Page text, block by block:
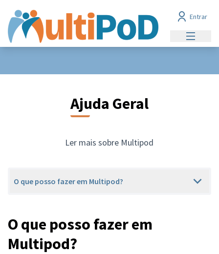
Menu
Entrar
Ajuda Geral
Ler mais sobre Multipod
O que posso fazer em Multipod?
O que posso fazer em
Multipod?